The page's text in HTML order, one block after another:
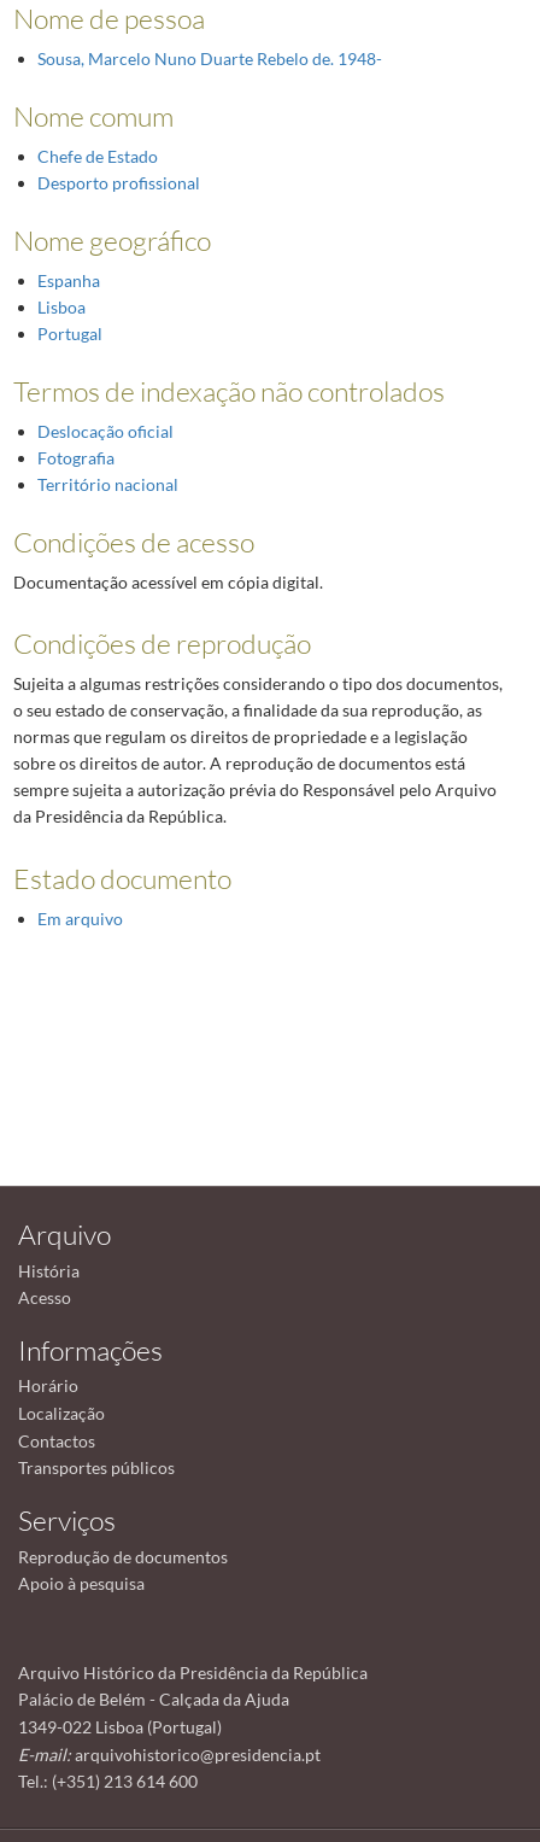
Nome de pessoa
Sousa, Marcelo Nuno Duarte Rebelo de. 1948-
Nome comum
Chefe de Estado
Desporto profissional
Nome geográfico
Espanha
Lisboa
Portugal
Termos de indexação não controlados
Deslocação oficial
Fotografia
Território nacional
Condições de acesso
Documentação acessível em cópia digital.
Condições de reprodução
Sujeita a algumas restrições considerando o tipo dos documentos,
o seu estado de conservação, a finalidade da sua reprodução, as
normas que regulam os direitos de propriedade e a legislação
sobre os direitos de autor. A reprodução de documentos está
sempre sujeita a autorização prévia do Responsável pelo Arquivo
da Presidência da República.
Estado documento
Em arquivo
Arquivo
História
Acesso
Informações
Horário
Localização
Contactos
Transportes públicos
Serviços
Reprodução de documentos
Apoio à pesquisa
Arquivo Histórico da Presidência da República
Palácio de Belém - Calçada da Ajuda
1349-022 Lisboa (Portugal)
E-mail:arquivohistorico@presidencia.pt
Tel.: (+351) 213 614 600